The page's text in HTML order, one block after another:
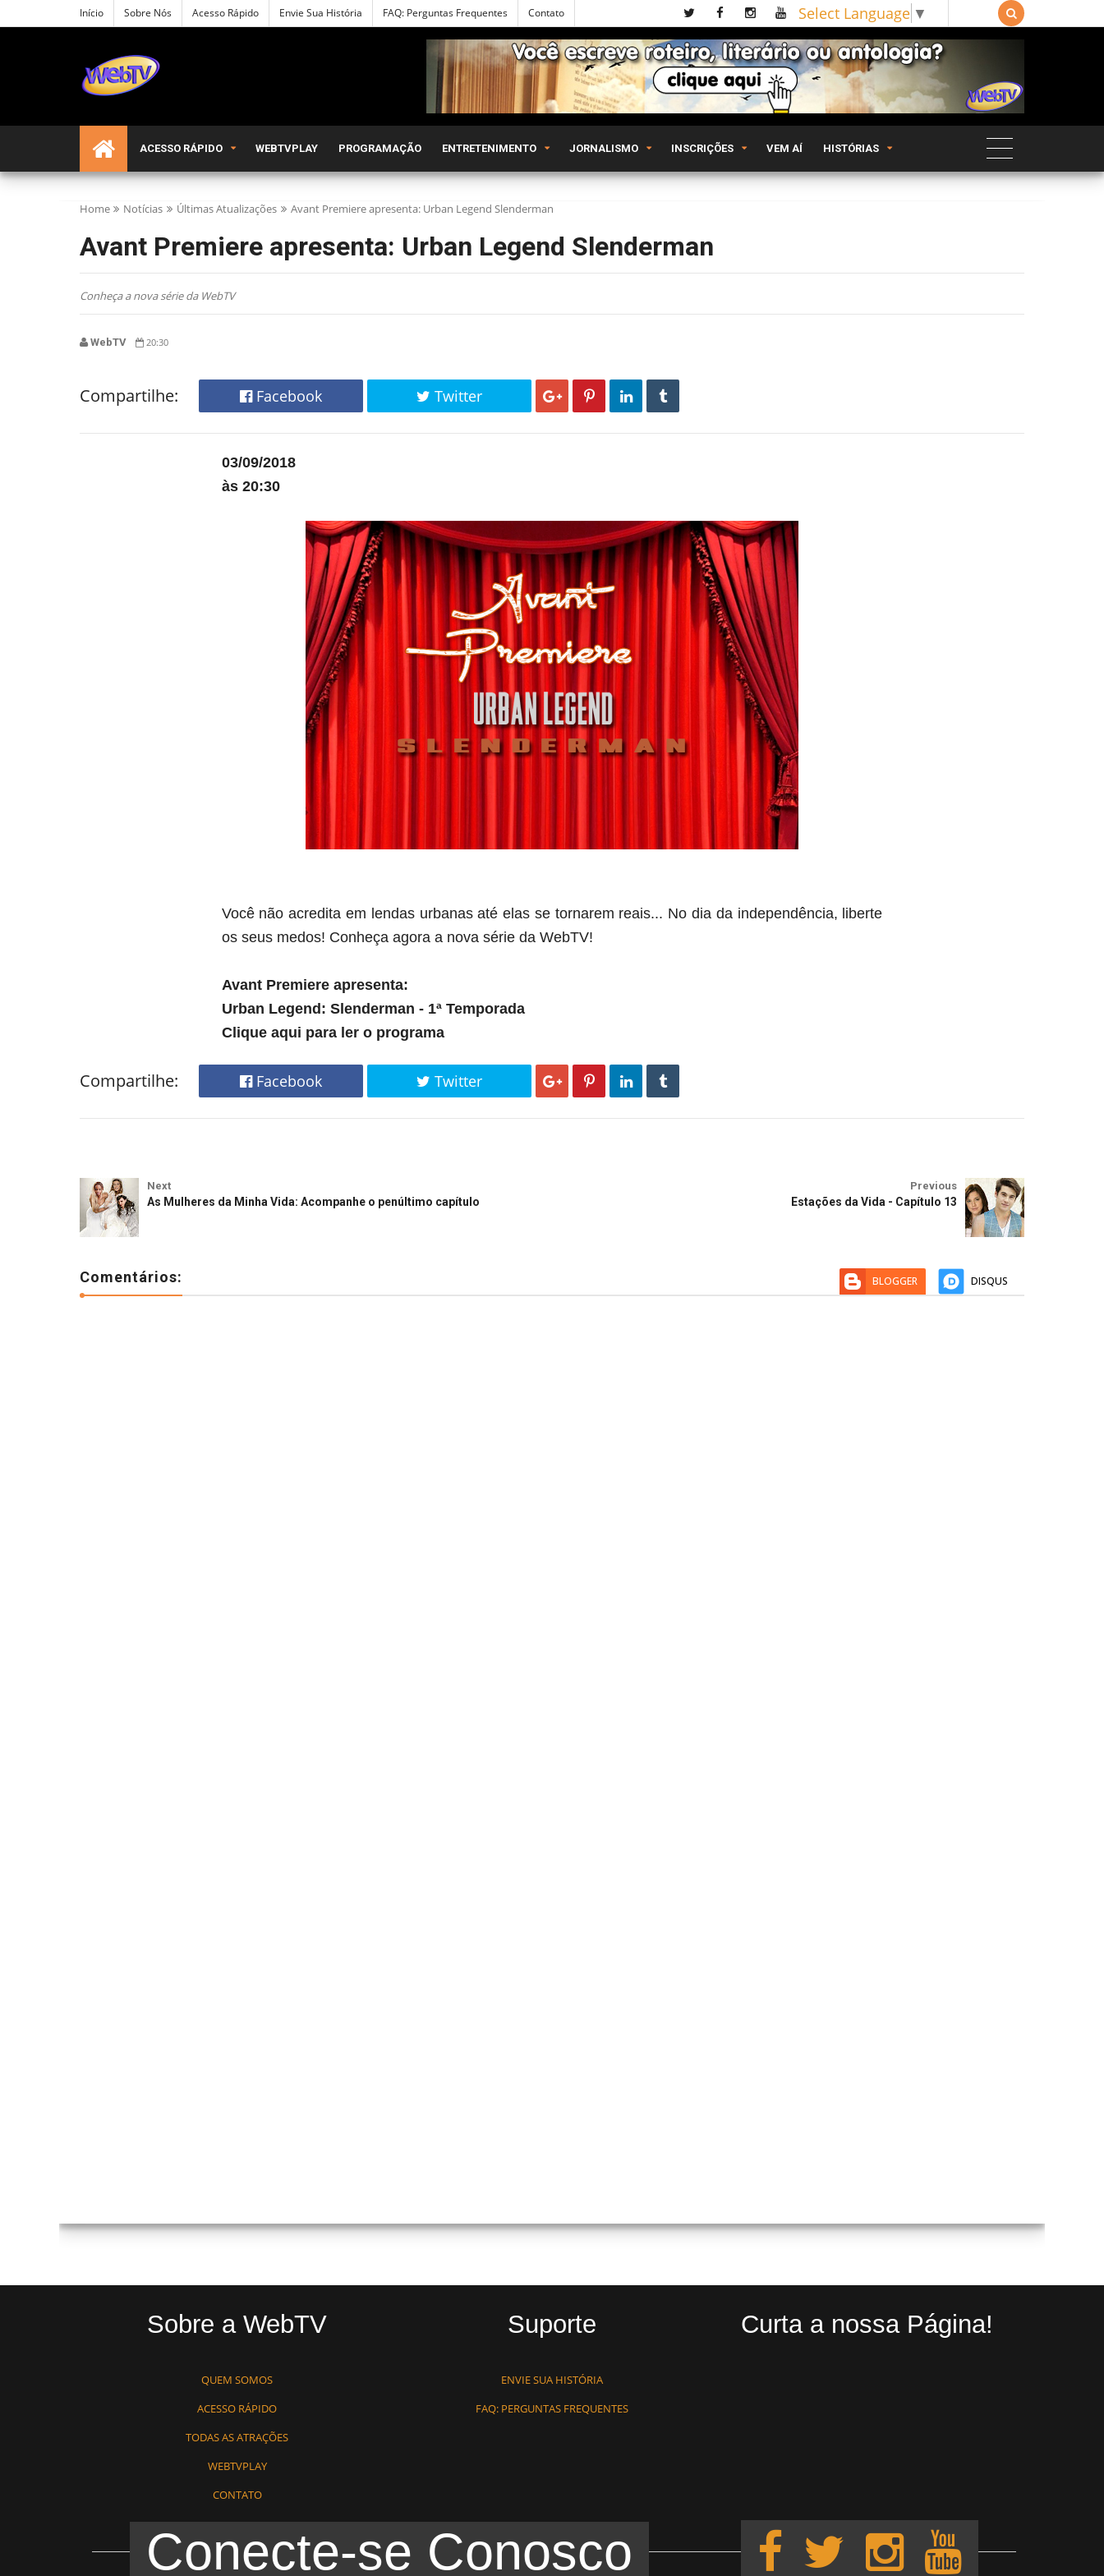
Início Sobre Nós Acesso Rápido Envie Sua História FAQ: Perguntas Frequentes Contato Select Language ▼ 
ACESSO RÁPIDO WEBTVPLAY PROGRAMAÇÃO ENTRETENIMENTO JORNALISMO INSCRIÇÕES VEM AÍ HISTÓRIAS
Home Notícias Últimas Atualizações Avant Premiere apresenta: Urban Legend Slenderman
Avant Premiere apresenta: Urban Legend Slenderman
Conheça a nova série da WebTV
WebTV 20:30
Compartilhe: Facebook Twitter
03/09/2018
às 20:30
Você não acredita em lendas urbanas até elas se tornarem reais... No dia da independência, liberte
os seus medos! Conheça agora a nova série da WebTV!
Avant Premiere apresenta:
Urban Legend: Slenderman - 1ª Temporada
Clique aqui para ler o programa
Compartilhe: Facebook Twitter
Next
As Mulheres da Minha Vida: Acompanhe o penúltimo capítulo
Previous
Estações da Vida - Capítulo 13
Comentários: BLOGGER DISQUS
Sobre a WebTV
QUEM SOMOS
ACESSO RÁPIDO
TODAS AS ATRAÇÕES
WEBTVPLAY
CONTATO
Suporte
ENVIE SUA HISTÓRIA
FAQ: PERGUNTAS FREQUENTES
Curta a nossa Página!
Conecte-se Conosco